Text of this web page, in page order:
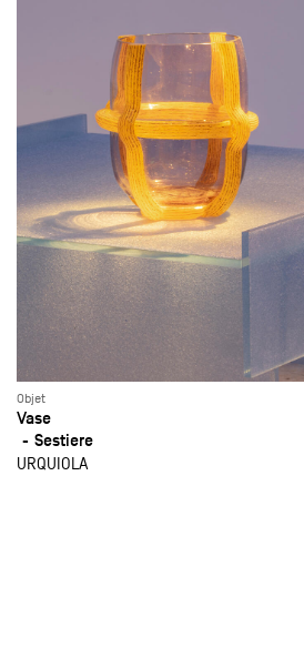
Objet
Vase
Sestiere
URQUIOLA